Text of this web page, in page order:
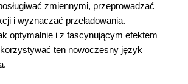
zmiennymi, przeprowadzać
i wyznaczać przeładowania.
optymalnie i z fascynującym efektem
ten nowoczesny język